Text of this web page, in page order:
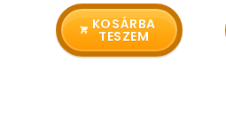
KOSÁRBA
TESZEM